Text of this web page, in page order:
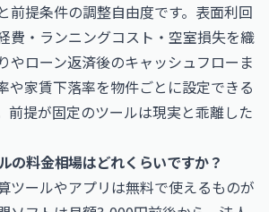
前提条件の調整自由度です。表面利回
費・ランニングコスト・空室損失を織
やローン返済後のキャッシュフローま
や家賃下落率を物件ごとに設定できる
前提が固定のツールは現実と乖離した
の料金相場はどれくらいですか？
ツールやアプリは無料で使えるものが